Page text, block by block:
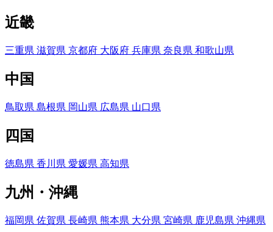
近畿
三重県 滋賀県 京都府 大阪府 兵庫県 奈良県 和歌山県
中国
鳥取県 島根県 岡山県 広島県 山口県
四国
徳島県 香川県 愛媛県 高知県
九州・沖縄
福岡県 佐賀県 長崎県 熊本県 大分県 宮崎県 鹿児島県 沖縄県